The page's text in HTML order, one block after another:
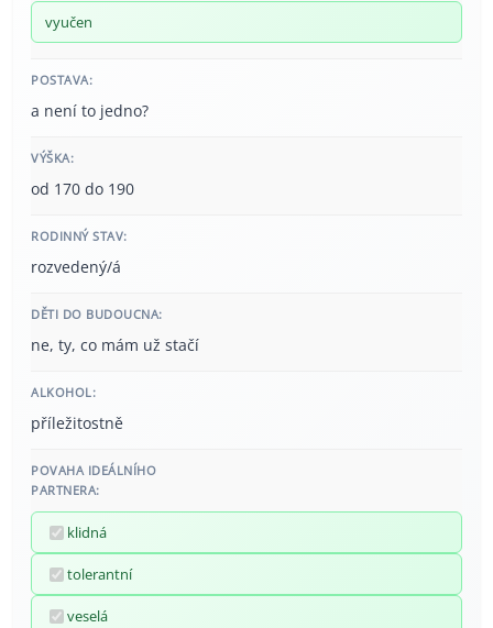
vyučen
POSTAVA:
a není to jedno?
VÝŠKA:
od 170 do 190
RODINNÝ STAV:
rozvedený/á
DĚTI DO BUDOUCNA:
ne, ty, co mám už stačí
ALKOHOL:
příležitostně
POVAHA IDEÁLNÍHO
PARTNERA:
klidná
tolerantní
veselá